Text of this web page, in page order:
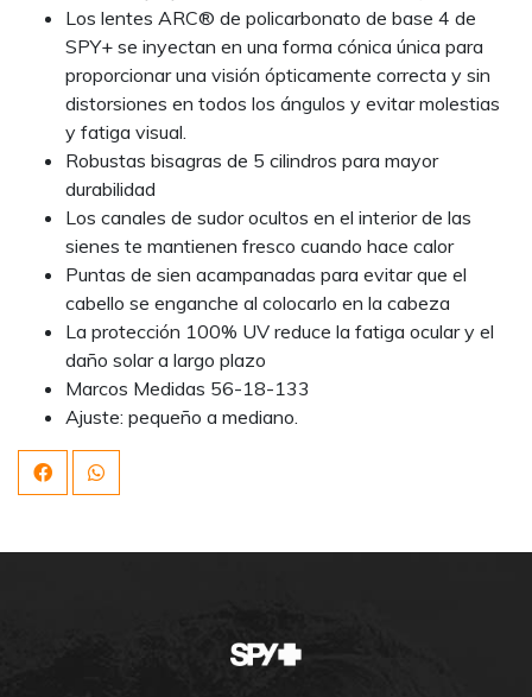
Los lentes ARC® de policarbonato de base 4 de
SPY+ se inyectan en una forma cónica única para
proporcionar una visión ópticamente correcta y sin
distorsiones en todos los ángulos y evitar molestias
y fatiga visual.
Robustas bisagras de 5 cilindros para mayor
durabilidad
Los canales de sudor ocultos en el interior de las
sienes te mantienen fresco cuando hace calor
Puntas de sien acampanadas para evitar que el
cabello se enganche al colocarlo en la cabeza
La protección 100% UV reduce la fatiga ocular y el
daño solar a largo plazo
Marcos Medidas 56-18-133
Ajuste: pequeño a mediano.